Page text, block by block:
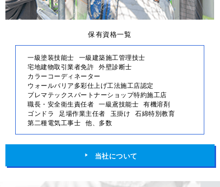
保有資格一覧
一級塗装技能士 一級建築施工管理技士
宅地建物取引業者免許 外壁診断士
カラーコーディネーター
ウォールバリア多彩仕上げ工法施工店認定
プレマテックスパートナーショップ特約施工店
職長・安全衛生責任者 一級鳶技能士 有機溶剤
ゴンドラ
足場作業主任者 玉掛け 石綿特別教育
第二種電気工事士 他、多数
当社について